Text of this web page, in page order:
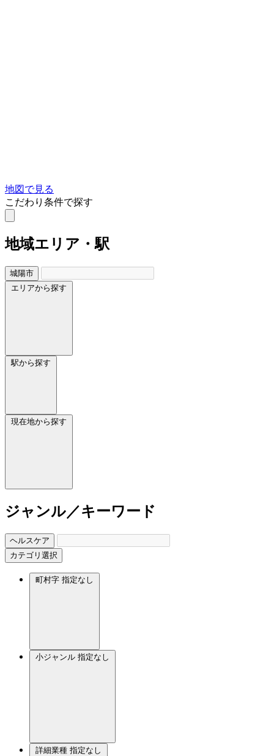
地図で見る
こだわり条件で探す
地域エリア・駅
城陽市
エリアから探す
駅から探す
現在地から探す
ジャンル／キーワード
ヘルスケア
カテゴリ選択
町村字 指定なし
小ジャンル 指定なし
詳細業種 指定なし